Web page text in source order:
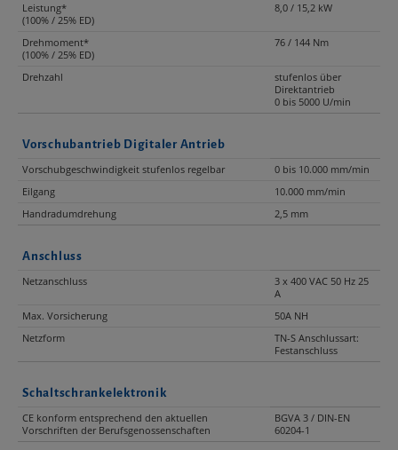
Leistung*
(100% / 25% ED)
8,0 / 15,2 kW
Drehmoment*
(100% / 25% ED)
76 / 144 Nm
Drehzahl
stufenlos über
Direktantrieb
0 bis 5000 U/min
Vorschubantrieb Digitaler Antrieb
Vorschubgeschwindigkeit stufenlos regelbar
0 bis 10.000 mm/min
Eilgang
10.000 mm/min
Handradumdrehung
2,5 mm
Anschluss
Netzanschluss
3 x 400 VAC 50 Hz 25
A
Max. Vorsicherung
50A NH
Netzform
TN-S Anschlussart:
Festanschluss
Schaltschrankelektronik
CE konform entsprechend den aktuellen
Vorschriften der Berufsgenossenschaften
BGVA 3 / DIN-EN
60204-1